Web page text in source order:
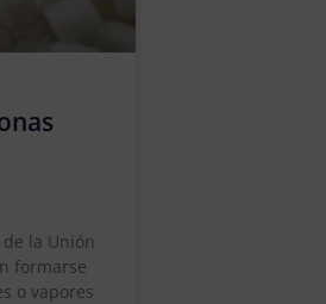
la Unión
formarse
o vapores